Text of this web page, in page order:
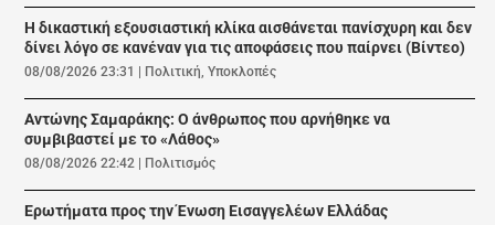
Η δικαστική εξουσιαστική κλίκα αισθάνεται πανίσχυρη και δεν
δίνει λόγο σε κανέναν για τις αποφάσεις που παίρνει (Βίντεο)
08/08/2026 23:31 | Πολιτική,Υποκλοπές
Αντώνης Σαμαράκης: Ο άνθρωπος που αρνήθηκε να
συμβιβαστεί με το «Λάθος»
08/08/2026 22:42 | Πολιτισμός
Ερωτήματα προς την Ένωση Εισαγγελέων Ελλάδας